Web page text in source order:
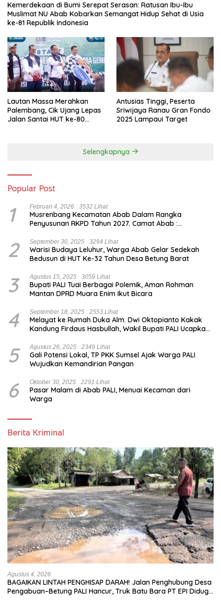
Kemerdekaan di Bumi Serepat Serasan: Ratusan Ibu-Ibu
Muslimat NU Abab Kobarkan Semangat Hidup Sehat di Usia
ke-81 Republik Indonesia
Lautan Massa Merahkan
Palembang, Cik Ujang Lepas
Jalan Santai HUT ke-80
Antusias Tinggi, Peserta
Sriwijaya Ranau Gran Fondo
2025 Lampaui Target
Selengkapnya
Popular Post
1 Februari 4, 2026 3532 Lihat
Musrenbang Kecamatan Abab Dalam Rangka
Penyusunan RKPD Tahun 2027. Camat Abab :
2 September 30, 2025 3294 Lihat
Warisi Budaya Leluhur, Warga Abab Gelar Sedekah
Bedusun di HUT Ke-32 Tahun Desa Betung Barat
3 Agustus 15, 2025 3059 Lihat
Bupati PALI Tuai Berbagai Polemik, Aman Rohman
Mantan DPRD Muara Enim Ikut Bicara
4 September 18, 2025 2553 Lihat
Melayat ke Rumah Duka Alm. Dwi Oktopianto Kakak
Kandung Firdaus Hasbullah, Wakil Bupati PALI Ucapkan
5 Agustus 26, 2025 2349 Lihat
Gali Potensi Lokal, TP PKK Sumsel Ajak Warga PALI
Wujudkan Kemandirian Pangan
6 Oktober 30, 2025 2291 Lihat
Pasar Malam di Abab PALI, Menuai Kecaman dari
Warga
Berita Kriminal
Agustus 4, 2026
BAGAIKAN LINTAH PENGHISAP DARAH! Jalan Penghubung Desa
Pengabuan–Betung PALI Hancur, Truk Batu Bara PT EPI Diduga